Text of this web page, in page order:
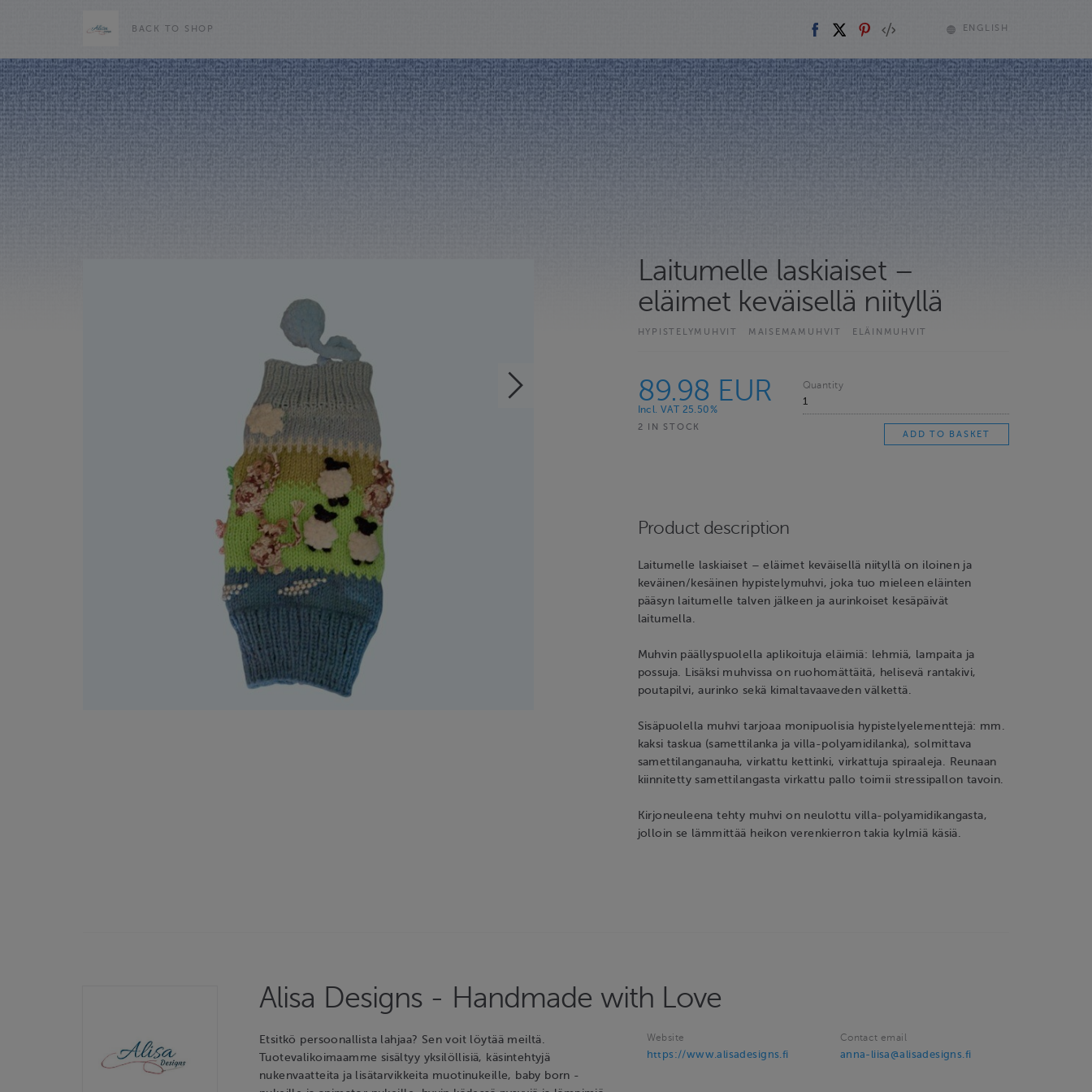
BACK TO SHOP ENGLISH
Laitumelle laskiaiset –
eläimet keväisellä niityllä
HYPISTELYMUHVIT MAISEMAMUHVIT ELÄINMUHVIT
89.98 EUR
Incl. VAT 25.50%
2 IN STOCK
Quantity
Product description
Laitumelle laskiaiset – eläimet keväisellä niityllä on iloinen ja
keväinen/kesäinen hypistelymuhvi, joka tuo mieleen eläinten
pääsyn laitumelle talven jälkeen ja aurinkoiset kesäpäivät
laitumella.
Muhvin päällyspuolella aplikoituja eläimiä: lehmiä, lampaita ja
possuja. Lisäksi muhvissa on ruohomättäitä, helisevä rantakivi,
poutapilvi, aurinko sekä kimaltavaaveden välkettä.
Sisäpuolella muhvi tarjoaa monipuolisia hypistelyelementtejä: mm.
kaksi taskua (samettilanka ja villa-polyamidilanka), solmittava
samettilanganauha, virkattu kettinki, virkattuja spiraaleja. Reunaan
kiinnitetty samettilangasta virkattu pallo toimii stressipallon tavoin.
Kirjoneuleena tehty muhvi on neulottu villa-polyamidikangasta,
jolloin se lämmittää heikon verenkierron takia kylmiä käsiä.
Alisa Designs - Handmade with Love
Etsitkö persoonallista lahjaa? Sen voit löytää meiltä.
Tuotevalikoimaamme sisältyy yksilöllisiä, käsintehtyjä
nukenvaatteita ja lisätarvikkeita muotinukeille, baby born -
Website
https://www.alisadesigns.fi
Contact email
anna-liisa@alisadesigns.fi